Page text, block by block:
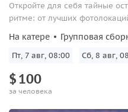
Откройте для себя тайные
ритме: от лучших
На катере Групповая
Пт, 7 авг, 08:00 Сб, 8 авг,
$100
за человека